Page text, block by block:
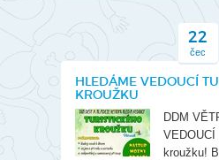
22
čec
HLEDÁME VEDOUCÍ
KROUŽKU
DDM
kroužku!